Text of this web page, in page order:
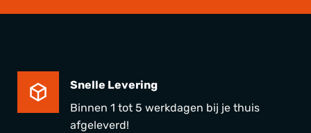
Snelle Levering
Binnen 1 tot 5 werkdagen bij je thuis
afgeleverd!